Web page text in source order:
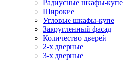
Радиусные шкафы-купе
Широкие
Угловые шкафы-купе
Закругленный фасад
Количество дверей
2-х дверные
3-х дверные